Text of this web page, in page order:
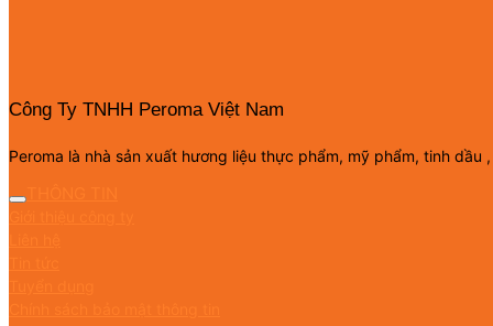
Công Ty TNHH Peroma Việt Nam
Peroma là nhà sản xuất hương liệu thực phẩm, mỹ phẩm, tinh dầu